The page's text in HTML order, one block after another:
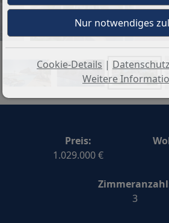
Preis:
1.029.000 €
3
Cookie-Details | Datenschutz
Weitere